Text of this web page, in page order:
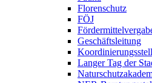
Florenschutz
FÖJ
Geschäftsleitung
Langer Tag der